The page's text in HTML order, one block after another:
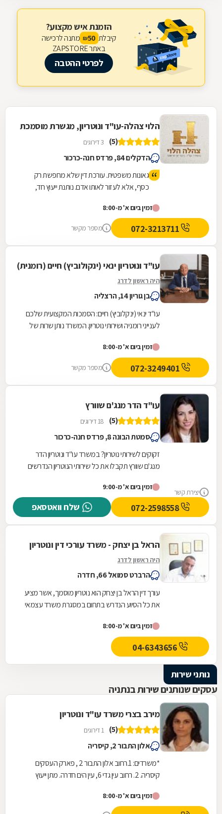
הזמנת איש מקצוע?
קיבלת 50
₪ מתנה לרכישה
באתר ZAPSTORE
לפרטי ההטבה
הלוי צהלה-עו"ד ונוטריון, מגשרת מוסמכת
(5) 3 דירוגים
הדקלים 84, פרדס חנה-כרכור
גאונות משפטית. עורכת דין שלא מחפשת רק
כסף, אלא לעזור לאותו אדם. נותנת ייעוץ חד,
ממליצה בחום ! אין כמוה :)
זמין ביום א' מ-8:00
מספר מקשר
עו"ד ונוטריון ינאי (ינקולוביץ) חיים (רומנית)
היה ראשון לדרג
בן גוריון 14, הרצליה
עו"ד ינאי (ינקלוביץ) חיים: הסמכות המקצועית שלכם
לענייני רומניה ושירותי נוטריון. המשרד נותן שרות של
זמין ביום א' מ-8:00
מספר מקשר
יצירת קשר
עו"ד הדר מנג'ם שוורץ
(5) 18 דירוגים
סמטת הבונה 8, פרדס חנה-כרכור
זקוקים לשירותי נוטריון? במשרד עו"ד ונוטריון הדר
מנג'ם שוורץ תקבלו את כל שירותי הנוטריון הנדרשים
חנה...זמין ביום א' מ-9:00
שלח וואטסאפ 072-2598558
הראל בן יצחק - משרד עורכי דין ונוטריון
היה ראשון לדרג
הרברט סמואל 66, חדרה
עורך דין הראל בן יצחק הוא נוטריון מוסמך, אשר מציע
את כל הסיוע הנדרש בתחום במסגרת משרד עצמאי
זמין ביום א' מ-8:00
נותני שירות
עסקים שנותנים שירות בנתניה
מירב בצרי משרד עו"ד ונוטריון
(5) 1 דירוגים
אלון התבור 2, קיסריה
*משרדים: 1.רחוב אלון התבור 2 , פארק העסקים
קיסריה. 2. רחוב עין גדי 6, עין הים חדרה. מתן ייעוץ
זמין ביום א' מ-8:00